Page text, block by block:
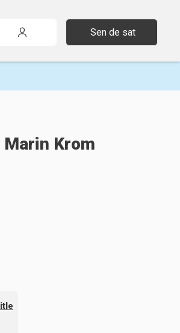
Sen de sat
Marin Krom